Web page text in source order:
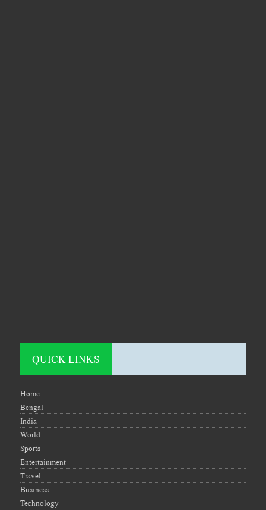
QUICK LINKS
Home
Bengal
India
World
Sports
Entertainment
Travel
Business
Technology